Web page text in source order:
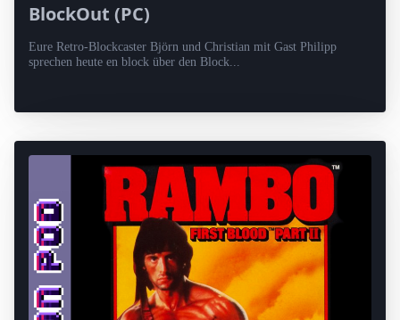
BlockOut (PC)
Eure Retro-Blockcaster Björn und Christian mit Gast Philipp
sprechen heute en block über den Block...